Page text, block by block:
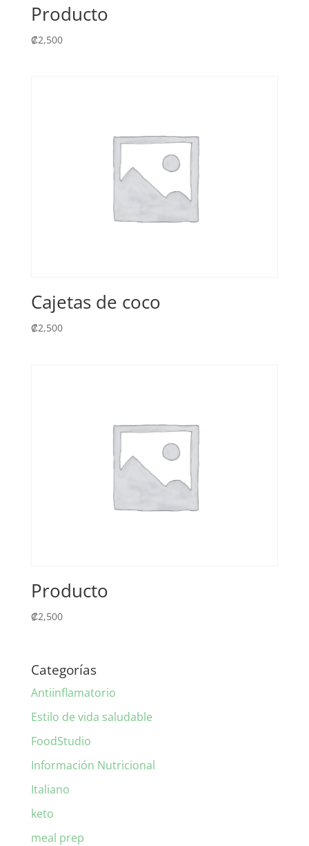
Producto
₡2,500
Cajetas de coco
₡2,500
Producto
₡2,500
Categorías
Antiinflamatorio
Estilo de vida saludable
FoodStudio
Información Nutricional
Italiano
keto
meal prep